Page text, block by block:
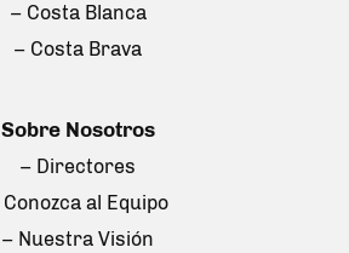
– Costa Blanca
– Costa Brava
Sobre Nosotros
– Directores
Conozca al Equipo
– Nuestra Visión